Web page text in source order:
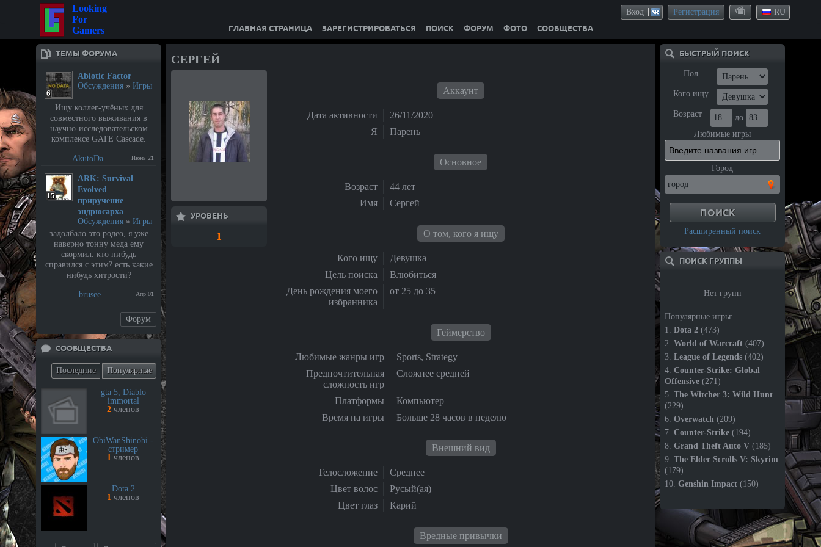
Looking
For
Gamers
Вход Регистрация RU
ГЛАВНАЯ СТРАНИЦА ЗАРЕГИСТРИРОВАТЬСЯ ПОИСК ФОРУМ ФОТО СООБЩЕСТВА
ТЕМЫ ФОРУМА
6
Abiotic Factor
Обсуждения » Игры
Ищу коллег-учёных для
совместного выживания в
научно-исследовательском
комплексе GATE Cascade.
AkutoDa Июнь 21
15
⁣ARK: Survival
Evolved
приручение
эндрюсарха
Обсуждения » Игры
задолбало это родео, я уже
наверно тонну меда ему
скормил. кто нибудь
справился с этим? есть какие
нибудь хитрости?
brusee Апр 01
Форум
СООБЩЕСТВА
Последние Популярные
gta 5, Diablo
immortal
2 членов
ObiWanShinobi -
стример
1 членов
Dota 2
1 членов
СЕРГЕЙ
УРОВЕНЬ
1
Аккаунт
Дата активности
26/11/2020
Я
Парень
Основное
Возраст
44 лет
Имя
Сергей
О том, кого я ищу
Кого ищу
Девушка
Цель поиска
Влюбиться
День рождения моего
избранника
от 25 до 35
Геймерство
Любимые жанры игр
Sports, Strategy
Предпочтительная
сложность игр
Сложнее средней
Платформы
Компьютер
Время на игры
Больше 28 часов в неделю
Внешний вид
Телосложение
Среднее
Цвет волос
Русый(ая)
Цвет глаз
Карий
Вредные привычки
БЫСТРЫЙ ПОИСК
Пол
Кого ищу
Возраст
до
Любимые игры
Город
Расширенный поиск
ПОИСК ГРУППЫ
Нет групп
Популярные игры:
1. Dota 2 (473)
2. World of Warcraft (407)
3. League of Legends (402)
4. Counter-Strike: Global
Offensive (271)
5. The Witcher 3: Wild Hunt
(229)
6. Overwatch (209)
7. Counter-Strike (194)
8. Grand Theft Auto V (185)
9. The Elder Scrolls V: Skyrim
(179)
10. Genshin Impact (150)